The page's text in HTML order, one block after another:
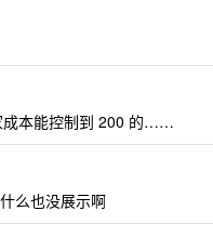
成本能控制到 200 的……
么也没展示啊